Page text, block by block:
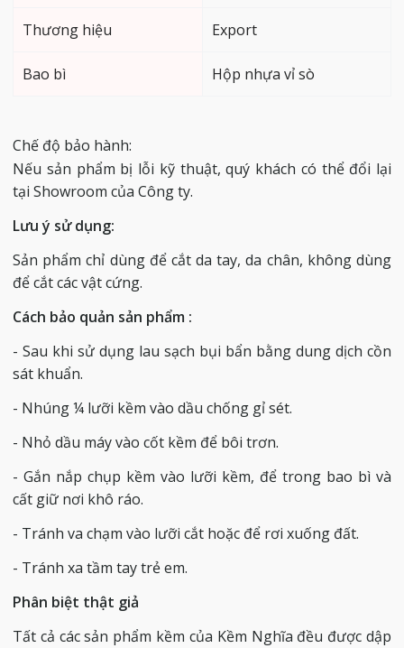
Thương hiệu Export
Bao bì Hộp nhựa vỉ sò
Chế độ bảo hành:
Nếu sản phẩm bị lỗi kỹ thuật, quý khách có thể đổi lại
tại Showroom của Công ty.
Lưu ý sử dụng:
Sản phẩm chỉ dùng để cắt da tay, da chân, không dùng
để cắt các vật cứng.
Cách bảo quản sản phẩm :
- Sau khi sử dụng lau sạch bụi bẩn bằng dung dịch cồn
sát khuẩn.
- Nhúng ¼ lưỡi kềm vào dầu chống gỉ sét.
- Nhỏ dầu máy vào cốt kềm để bôi trơn.
- Gắn nắp chụp kềm vào lưỡi kềm, để trong bao bì và
cất giữ nơi khô ráo.
- Tránh va chạm vào lưỡi cắt hoặc để rơi xuống đất.
- Tránh xa tầm tay trẻ em.
Phân biệt thật giả
Tất cả các sản phẩm kềm của Kềm Nghĩa đều được dập